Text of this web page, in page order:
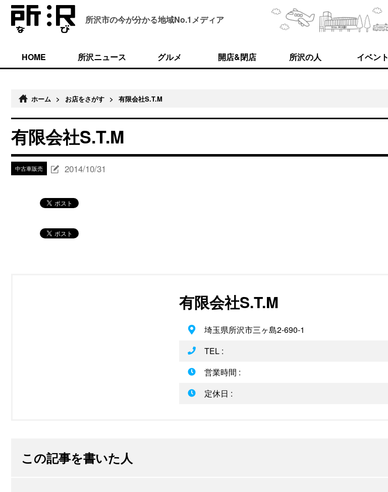
所沢市の今が分かる地域No.1メディア
HOME 所沢ニュース グルメ 開店&閉店 所沢の人 イベント
ホーム > お店をさがす > 有限会社S.T.M
有限会社S.T.M
中古車販売 2014/10/31
有限会社S.T.M
埼玉県所沢市三ヶ島2-690-1
TEL :
営業時間 :
定休日 :
この記事を書いた人